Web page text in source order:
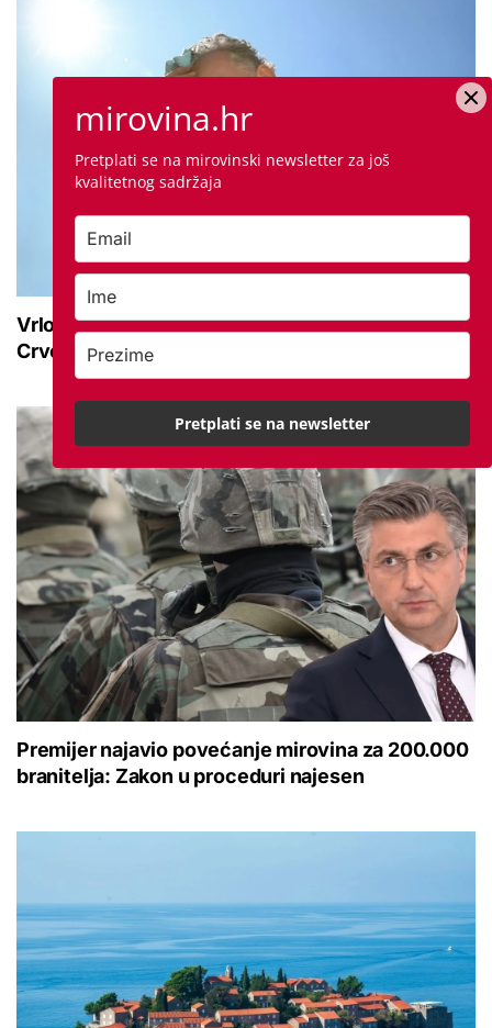
Vrlo velika opasnost od vrućine do kraja tjedna:
Crveno upozorenje vlada na ovom području
Premijer najavio povećanje mirovina za 200.000
branitelja: Zakon u proceduri najesen
mirovina.hr
Pretplati se na mirovinski newsletter za još
kvalitetnog sadržaja
Pretplati se na newsletter